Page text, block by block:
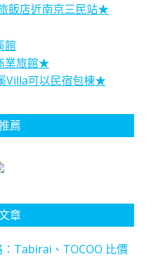
飯店近南京三民站★
館
業旅館★
Villa可以民宿包棟★
薦
章
Tabirai、TOCOO 比價